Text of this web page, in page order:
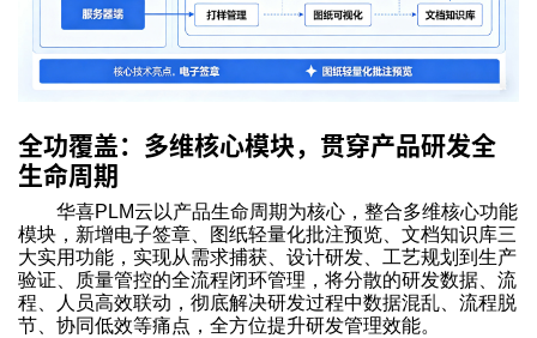
全功覆盖：多维核心模块，贯穿产品研发全
生命周期
华喜PLM云以产品生命周期为核心，整合多维核心功能
模块，新增电子签章、图纸轻量化批注预览、文档知识库三
大实用功能，实现从需求捕获、设计研发、工艺规划到生产
验证、质量管控的全流程闭环管理，将分散的研发数据、流
程、人员高效联动，彻底解决研发过程中数据混乱、流程脱
节、协同低效等痛点，全方位提升研发管理效能。